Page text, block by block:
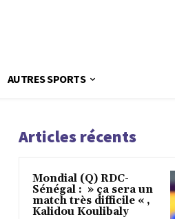
AUTRES SPORTS
Articles récents
Mondial (Q) RDC-
Sénégal : » ça sera un
match très difficile « ,
Kalidou Koulibaly